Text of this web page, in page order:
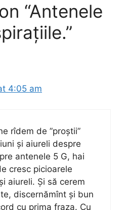
“Antenele
4:05 am
rîdem de ”proștii”
și aiureli despre
antenele 5 G, hai
cresc picioarele
aiureli. Și să cerem
discernămînt și bun
cu prima fraza. Cu